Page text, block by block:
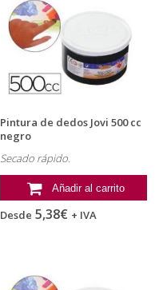
Pintura de dedos Jovi 500 cc
negro
Secado rápido.
Añadir al carrito
Desde 5,38€ + IVA